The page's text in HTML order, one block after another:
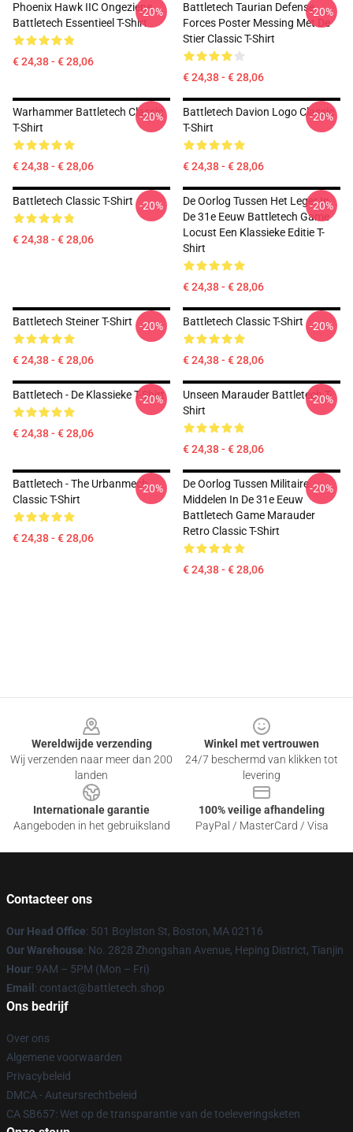
Phoenix Hawk IIC Ongeziene
Battletech Essentieel T-Shirt
€ 24,38 - € 28,06
-20%
Battletech Taurian Defense
Forces Poster Messing Met De
Stier Classic T-Shirt
€ 24,38 - € 28,06
-20%
Warhammer Battletech Classic
T-Shirt
€ 24,38 - € 28,06
-20%
Battletech Davion Logo Classic
T-Shirt
€ 24,38 - € 28,06
-20%
Battletech Classic T-Shirt
€ 24,38 - € 28,06
-20%
De Oorlog Tussen Het Leger In
De 31e Eeuw Battletech Game
Locust Een Klassieke Editie T-
Shirt
€ 24,38 - € 28,06
-20%
Battletech Steiner T-Shirt
€ 24,38 - € 28,06
-20% Battletech Classic T-Shirt
€ 24,38 - € 28,06
-20%
Battletech - De Klassieke T-Shirt
€ 24,38 - € 28,06
-20%
Unseen Marauder Battletech T-
Shirt
€ 24,38 - € 28,06
-20%
Battletech - The Urbanmech
Classic T-Shirt
€ 24,38 - € 28,06
-20%
De Oorlog Tussen Militaire
Middelen In De 31e Eeuw
Battletech Game Marauder
Retro Classic T-Shirt
€ 24,38 - € 28,06
-20%
Wereldwijde verzending
Wij verzenden naar meer dan 200
landen
Winkel met vertrouwen
24/7 beschermd van klikken tot
levering
Internationale garantie
Aangeboden in het gebruiksland
100% veilige afhandeling
PayPal / MasterCard / Visa
Contacteer ons
Our Head Office: 501 Boylston St, Boston, MA 02116
Our Warehouse: No. 2828 Zhongshan Avenue, Heping District, Tianjin
Hour: 9AM – 5PM (Mon – Fri)
Email : contact@battletech.shop
Ons bedrijf
Over ons
Algemene voorwaarden
Privacybeleid
DMCA - Auteursrechtbeleid
CA SB657: Wet op de transparantie van de toeleveringsketen